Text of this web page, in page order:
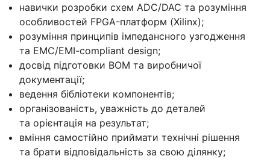
навички розробки схем ADC/DAC та розуміння
особливостей FPGA-платформ (Xilinx);
розуміння принципів імпедансного узгодження
та EMC/EMI-compliant design;
досвід підготовки BOM та виробничої
документації;
ведення бібліотеки компонентів;
організованість, уважність до деталей
та орієнтація на результат;
вміння самостійно приймати технічні рішення
та брати відповідальність за свою ділянку;